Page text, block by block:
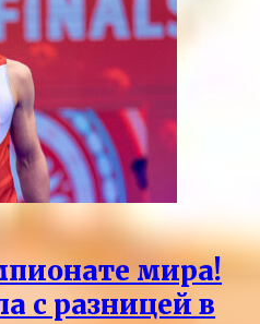
мира!
с разницей в